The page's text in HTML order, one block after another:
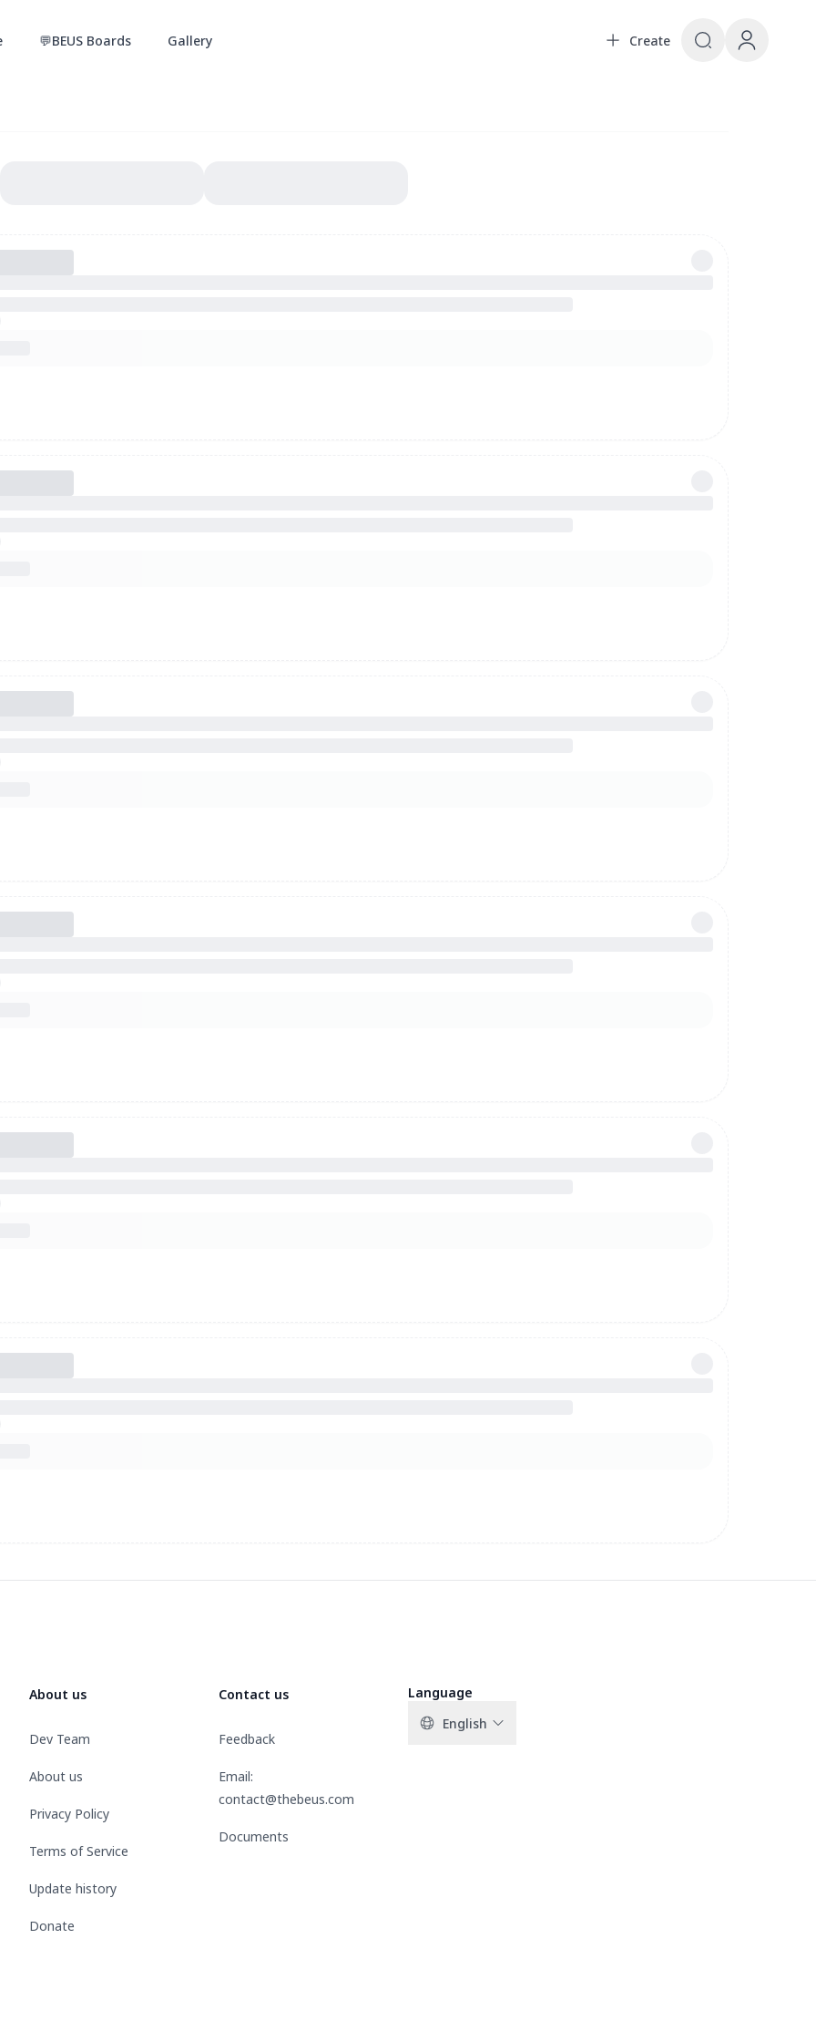
you i shine) ไทยบอยแบนด์ รวบรวมข่าวสาร บทความ กิจกรรม ชาเลนจ์ และคอนเทนต์จากแฟนคลับทั่วโลก | The ultimate fan
💬BEUS Boards Gallery Create
About us
Dev Team
About us
Privacy Policy
Terms of Service
Update history
Donate
Contact us
Feedback
Email:
contact@thebeus.com
Documents
Language
English